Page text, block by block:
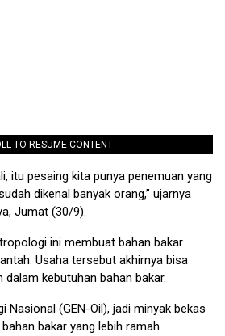
TO RESUME CONTENT
itu pesaing kita punya penemuan yang
dikenal banyak orang,” ujarnya
Jumat (30/9).
ini membuat bahan bakar
Usaha tersebut akhirnya bisa
kebutuhan bahan bakar.
Nasional (GEN-Oil), jadi minyak bekas
bakar yang lebih ramah